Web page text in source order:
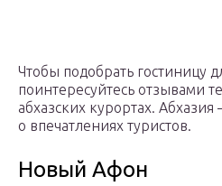
Чтобы подобрать гостиницу
поинтересуйтесь отзывами
абхазских курортах.
о впечатлениях туристов.
Новый Афон